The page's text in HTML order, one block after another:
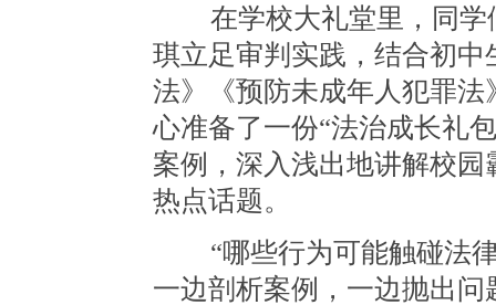
在学校大礼堂里，同学
琪立足审判实践，结合初
法》《预防未成年人犯罪
心准备了一份“法治成长礼
案例，深入浅出地讲解校
热点话题。
“哪些行为可能触碰法律
一边剖析案例，一边抛出